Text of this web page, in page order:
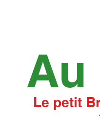
Au
Le petit